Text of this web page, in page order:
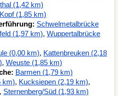
(1,42 km)
(1,85 km)
Schwelmetalbrücke
(1,97 km), Wuppertalbrücke
(0,00 km), Kattenbreuken (2,18
, Weuste (1,85 km)
Barmen (1,79 km)
km), Kucksiepen (2,19 km),
, Sternenberg/Süd (1,93 km)